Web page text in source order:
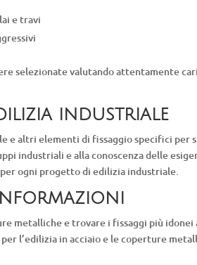
e travi
selezionate valutando attentamente
industriale
e altri elementi di fissaggio specifici
industriali e alla conoscenza delle
ogni progetto di edilizia industriale.
metalliche e trovare i fissaggi più
l’edilizia in acciaio e le coperture